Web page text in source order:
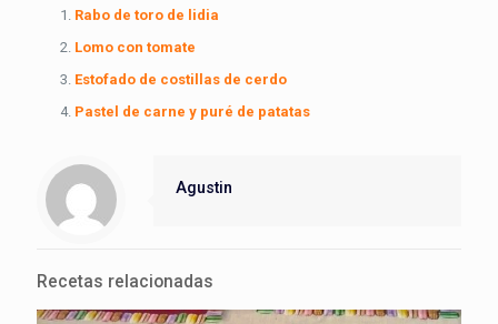
Rabo de toro de lidia
Lomo con tomate
Estofado de costillas de cerdo
Pastel de carne y puré de patatas
Agustin
Recetas relacionadas